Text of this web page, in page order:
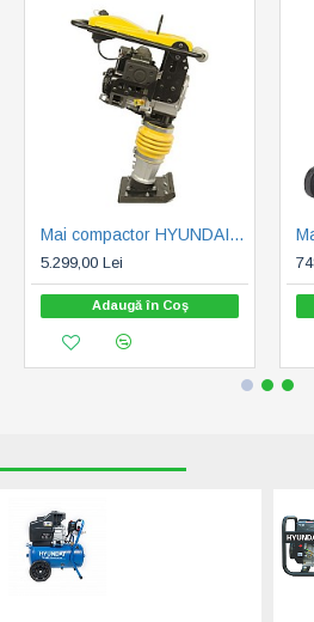
Mai compactor HYUNDAI HY-RM80 L, 80 kg (HY-RM80L)
5.299,00 Lei
Adaugă în Coş